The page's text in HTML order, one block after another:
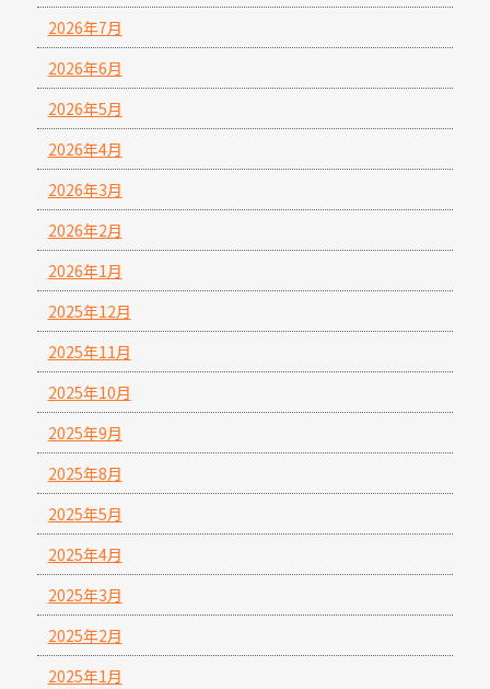
2026年7月
2026年6月
2026年5月
2026年4月
2026年3月
2026年2月
2026年1月
2025年12月
2025年11月
2025年10月
2025年9月
2025年8月
2025年5月
2025年4月
2025年3月
2025年2月
2025年1月